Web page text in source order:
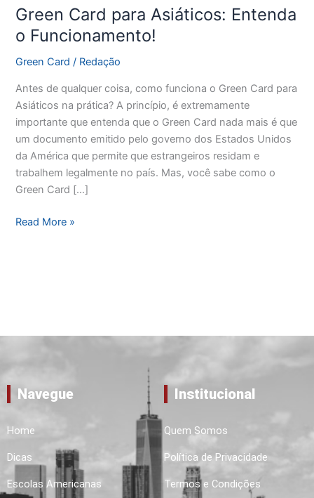
Green Card para Asiáticos: Entenda
o Funcionamento!
Green Card / Redação
Antes de qualquer coisa, como funciona o Green Card para
Asiáticos na prática? A princípio, é extremamente
importante que entenda que o Green Card nada mais é que
um documento emitido pelo governo dos Estados Unidos
da América que permite que estrangeiros residam e
trabalhem legalmente no país. Mas, você sabe como o
Green Card […]
Read More »
Navegue
Home
Dicas
Escolas Americanas
Institucional
Quem Somos
Política de Privacidade
Termos e Condições